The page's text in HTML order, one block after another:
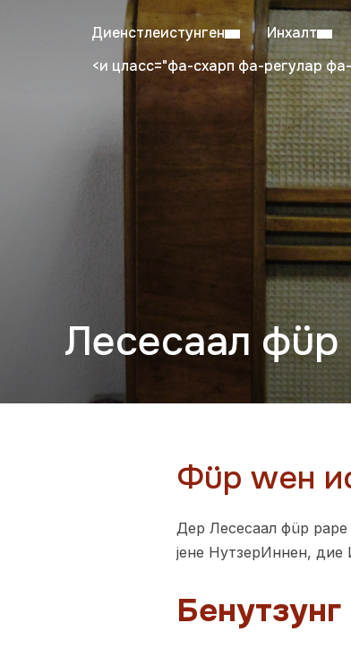
Диенстлеистунген Инхалт
<и цласс="фа-схарп фа-регулар
Лесесаал
Фüр wен
Дер Лесесаал фüр
јене НутзерИннен, дие
Бенутзунг